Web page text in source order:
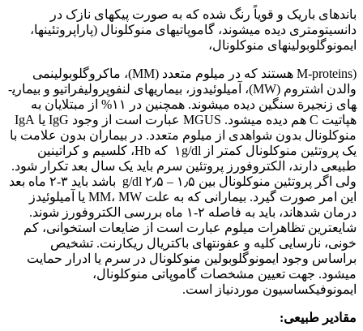
باندهای باریک و قویاً رنگ شده که به صورت پیک‏های نازک در
دانسیتومتری دیده می‏شوند، گاموپاتی‏های منوکلونال (پاراپروتئین‏ها،
ایمونوگلوبولین‏های منوکلونال،
(M-proteins هستند که در میلوم متعدد (MM)، ماکروگلوبولینمی
والدن اشتروم (MW)، آمیلوئیدوز، بیماری­های لنفوپرولیفراتیو و بیماری­
های زنجیرة سنگین دیده می‏شوند. همچنین در ۱۱% از مبتلایان به
هپاتیت C هم دیده می‏شود. MGUS عبارت است از وجود IgG یا IgA
منوکلونال بدون شواهدی از میلوم متعدد. در بیماران بدون علامت با
یک پروتئین منوکلونال کمتر از ۱g/dl که Hb، کلسیم و کراتی‏نین
طبیعی دارند، الکتروفورز پروتئین سرم باید یک سال بعد تکرار شود.
ولی اگر پروتئین‏ منوکلونال بین ۱٫۵ – ۲٫۵ g/dl باشد باید ۳-۲ ماه بعد
این امر صورت گیرد. بیمارانی که به علت MM، MW یا آمیلوئیدز
درمان شده‏اند، باید به فاصله ۲-۱ ماه بررسی الکتروفورز شوند.
شایعترین تظاهرات میلوم عبارت است از ضایعات استخوانی، کم
خونی، نارسایی کلیه و عفونت‏های باکتریال ریکارنت. تشخیص
براساس وجود ایمونوگلوبولین منوکلونال در سرم یا ادرار حمایت
می‏شود. جهت تعیین مشخصات گاموپاتی منوکلونال،
ایمونوفیکساسیون موردنیاز است.
مقادیر طبیعی: